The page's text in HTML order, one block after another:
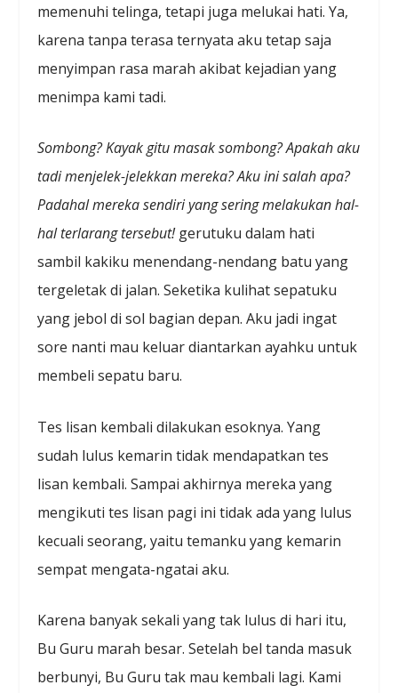
memenuhi telinga, tetapi juga melukai hati. Ya,
karena tanpa terasa ternyata aku tetap saja
menyimpan rasa marah akibat kejadian yang
menimpa kami tadi.
Sombong? Kayakgitu masaksombong? Apakah aku
tadi menjelek-jelekkan mereka? Aku ini salah apa?
Padahal mereka sendiri yang sering melakukan hal-
hal terlarang tersebut!gerutuku dalam hati
sambil kakiku menendang-nendang batu yang
tergeletak di jalan. Seketika kulihat sepatuku
yang jebol di sol bagian depan. Aku jadi ingat
sore nanti mau keluar diantarkan ayahku untuk
membeli sepatu baru.
Tes lisan kembali dilakukan esoknya. Yang
sudah lulus kemarin tidak mendapatkan tes
lisan kembali. Sampai akhirnya mereka yang
mengikuti tes lisan pagi ini tidak ada yang lulus
kecuali seorang, yaitu temanku yang kemarin
sempat mengata-ngatai aku.
Karena banyak sekali yang tak lulus di hari itu,
Bu Guru marah besar. Setelah bel tanda masuk
berbunyi, Bu Guru tak mau kembali lagi. Kami